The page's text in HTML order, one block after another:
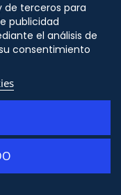
de terceros para
publicidad
el análisis de
consentimiento